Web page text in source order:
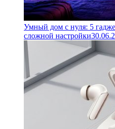
Умный дом с нуля: 5
сложной настройки